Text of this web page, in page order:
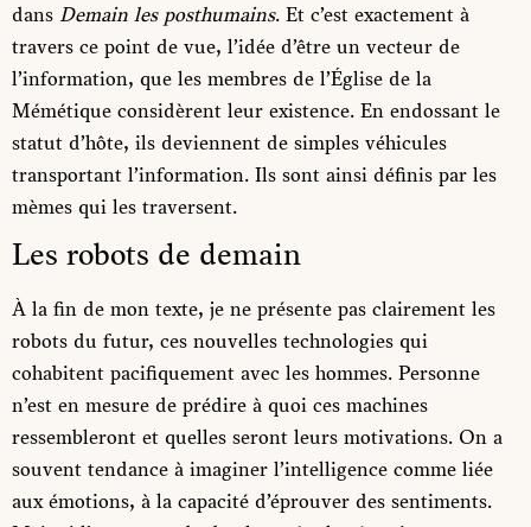
dans Demain les posthumains. Et c’est exactement à
travers ce point de vue, l’idée d’être un vecteur de
l’information, que les membres de l’Église de la
Mémétique considèrent leur existence. En endossant le
statut d’hôte, ils deviennent de simples véhicules
transportant l’information. Ils sont ainsi définis par les
mèmes qui les traversent.
Les robots de demain
À la fin de mon texte, je ne présente pas clairement les
robots du futur, ces nouvelles technologies qui
cohabitent pacifiquement avec les hommes. Personne
n’est en mesure de prédire à quoi ces machines
ressembleront et quelles seront leurs motivations. On a
souvent tendance à imaginer l’intelligence comme liée
aux émotions, à la capacité d’éprouver des sentiments.